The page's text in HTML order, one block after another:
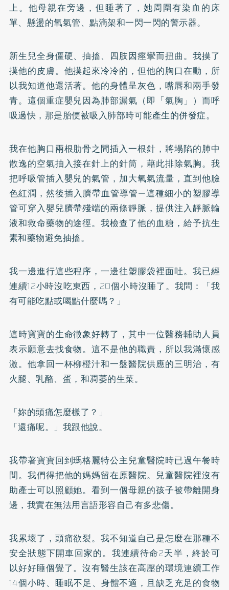
上。他母親在旁邊，但睡著了，她周圍有染血的床
單、懸盪的氧氣管、點滴架和一閃一閃的警示器。
新生兒全身僵硬、抽搐、四肢因痙攣而扭曲。我摸了
摸他的皮膚。他摸起來冷冷的，但他的胸口在動，所
以我知道他還活著。他的身體呈灰色，嘴唇和兩手發
青。這個重症嬰兒因為肺部漏氣（即「氣胸」）而呼
吸過快，那是胎便被吸入肺部時可能產生的併發症。
我在他胸口兩根肋骨之間插入一根針，將塌陷的肺中
散逸的空氣抽入接在針上的針筒，藉此排除氣胸。我
把呼吸管插入嬰兒的氣管，加大氧氣流量，直到他臉
色紅潤，然後插入臍帶血管導管—這種細小的塑膠導
管可穿入嬰兒臍帶殘端的兩條靜脈，提供注入靜脈輸
液和救命藥物的途徑。我檢查了他的血糖，給予抗生
素和藥物避免抽搐。
我一邊進行這些程序，一邊往塑膠袋裡面吐。我已經
連續12小時沒吃東西，20個小時沒睡了。我問：「我
有可能吃點或喝點什麼嗎？」
這時寶寶的生命徵象好轉了，其中一位醫務輔助人員
表示願意去找食物。這不是他的職責，所以我滿懷感
激。他拿回一杯柳橙汁和一盤醫院供應的三明治，有
火腿、乳酪、蛋，和凋萎的生菜。
「妳的頭痛怎麼樣了？」
「還痛呢。」我跟他說。
我帶著寶寶回到瑪格麗特公主兒童醫院時已過午餐時
間。我們得把他的媽媽留在原醫院。兒童醫院裡沒有
助產士可以照顧她。看到一個母親的孩子被帶離開身
邊，我實在無法用言語形容自己有多悲傷。
我累壞了，頭痛欲裂。我不知道自己是怎麼在那種不
安全狀態下開車回家的。我連續待命2天半，終於可
以好好睡個覺了。沒有醫生該在高壓的環境連續工作
14個小時、睡眠不足、身體不適，且缺乏充足的食物